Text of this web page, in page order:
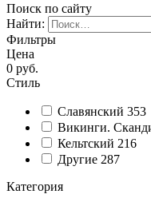
Поиск по сайту
Найти:
Фильтры
Цена
0 руб.
Стиль
Славянский 353
Викинги.
Кельтский 216
Другие 287
Категория